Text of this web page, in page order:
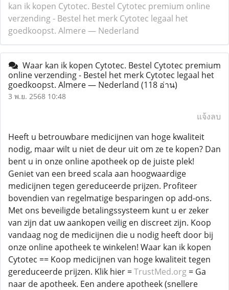
kan ik kopen Cytotec. Bestel Cytotec premium online
verzending - Bestel het merk Cytotec legaal het
goedkoopst. Almere — Nederland
Waar kan ik kopen Cytotec. Bestel Cytotec premium
online verzending - Bestel het merk Cytotec legaal het
goedkoopst. Almere — Nederland (118 อ่าน)
3 พ.ย. 2568 10:48
แจ้งลบ
Heeft u betrouwbare medicijnen van hoge kwaliteit
nodig, maar wilt u niet de deur uit om ze te kopen? Dan
bent u in onze online apotheek op de juiste plek!
Geniet van een breed scala aan hoogwaardige
medicijnen tegen gereduceerde prijzen. Profiteer
bovendien van regelmatige besparingen op add-ons.
Met ons beveiligde betalingssysteem kunt u er zeker
van zijn dat uw aankopen veilig en discreet zijn. Koop
vandaag nog de medicijnen die u nodig heeft door bij
onze online apotheek te winkelen! Waar kan ik kopen
Cytotec == Koop medicijnen van hoge kwaliteit tegen
gereduceerde prijzen. Klik hier =TrustMed.org = Ga
naar de apotheek. Een andere apotheek (snellere